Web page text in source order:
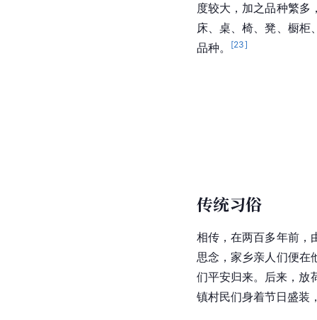
度较大，加之品种繁多
床、桌、椅、凳、橱柜
品种。
[23]
传统习俗
相传，在两百多年前，
思念，家乡亲人们便在
们平安归来。后来，放
镇村民们身着节日盛装